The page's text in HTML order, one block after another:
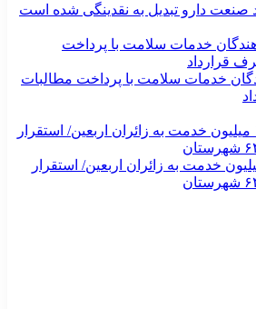
خدمات سلامت با پرداخت مطالبات
بیش از ۱.۷ میلیون خدمت به زائران اربعین/ استقرار